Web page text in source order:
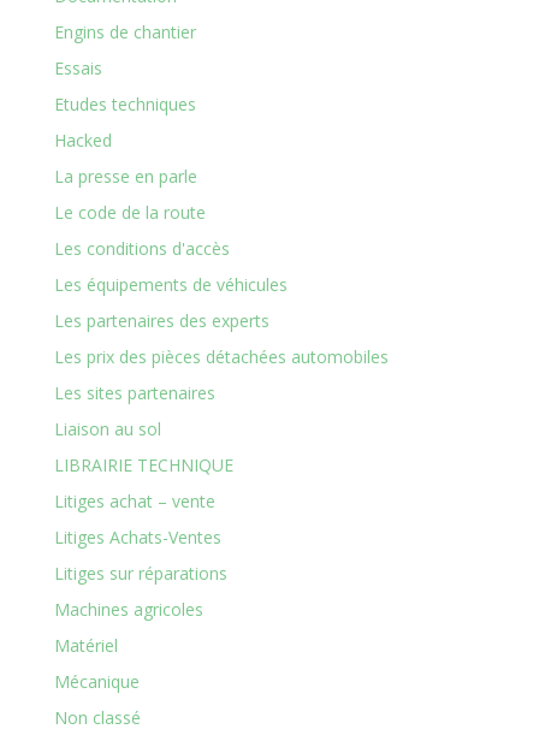
Engins de chantier
Essais
Etudes techniques
Hacked
La presse en parle
Le code de la route
Les conditions d'accès
Les équipements de véhicules
Les partenaires des experts
Les prix des pièces détachées automobiles
Les sites partenaires
Liaison au sol
LIBRAIRIE TECHNIQUE
Litiges achat – vente
Litiges Achats-Ventes
Litiges sur réparations
Machines agricoles
Matériel
Mécanique
Non classé